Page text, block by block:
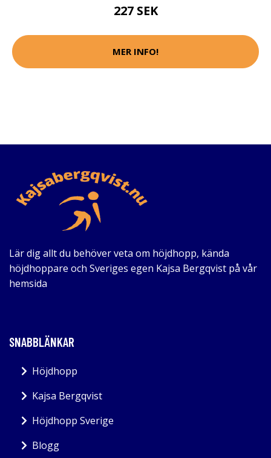
227 SEK
MER INFO!
Lär dig allt du behöver veta om höjdhopp, kända
höjdhoppare och Sveriges egen Kajsa Bergqvist på vår
hemsida
SNABBLÄNKAR
Höjdhopp
Kajsa Bergqvist
Höjdhopp Sverige
Blogg